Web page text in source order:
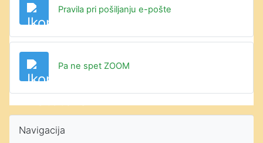
Pravila pri pošiljanju e-pošte
Pa ne spet ZOOM
Preskoči Navigacija
Navigacija